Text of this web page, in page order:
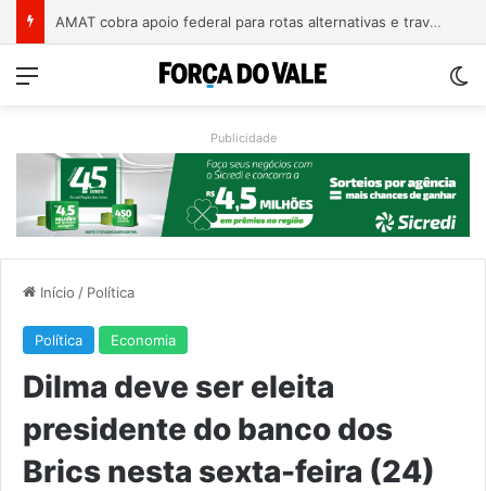
A arte de projetar o dom de cuidar
Menu
Publicidade
Início / Política
Política Economia
Dilma deve ser eleita
presidente do banco dos
Brics nesta sexta-feira (24)